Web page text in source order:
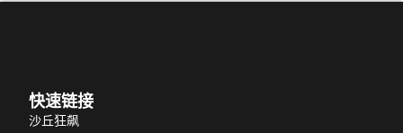
快速链接
沙丘狂飙